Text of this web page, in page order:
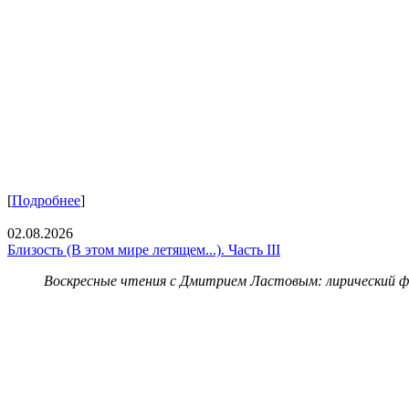
[Подробнее]
02.08.2026
Близость (В этом мире летящем...). Часть III
Воскресные чтения с Дмитрием Ластовым: лирический